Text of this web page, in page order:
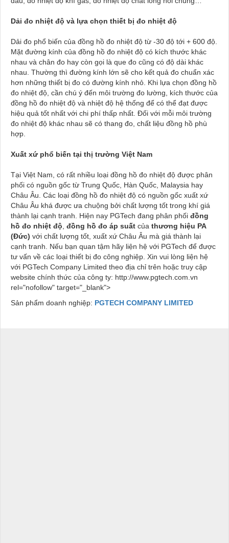
Dải đo nhiệt độ và lựa chọn thiết bị đo nhiệt độ
Dải đo phổ biến của đồng hồ đo nhiệt độ từ -30 độ tới + 600 độ.
Mặt đường kính của đồng hồ đo nhiệt độ có kích thước khác
nhau và chân đo hay còn gọi là que đo cũng có độ dài khác
nhau. Thường thì đường kính lớn sẽ cho kết quả đo chuẩn xác
hơn những thiết bị đo có đường kính nhỏ. Khi lựa chọn đồng hồ
đo nhiệt độ, cần chú ý đến môi trường đo lường, kích thước của
đồng hồ đo nhiệt độ và nhiệt độ hệ thống để có thể đạt được
hiệu quả tốt nhất với chi phí thấp nhất. Đối với mỗi môi trường
đo nhiệt độ khác nhau sẽ có thang đo, chất liệu đồng hồ phù
hợp.
Xuất xứ phổ biến tại thị trường Việt Nam
Tại Việt Nam, có rất nhiều loại đồng hồ đo nhiệt độ được phân
phối có nguồn gốc từ Trung Quốc, Hàn Quốc, Malaysia hay
Châu Âu. Các loại đồng hồ đo nhiệt độ có nguồn gốc xuất xứ
Châu Âu khá được ưa chuộng bởi chất lượng tốt trong khí giá
thành lại cạnh tranh. Hiện nay PGTech đang phân phối đồng
hồ đo nhiệt độ, đồng hồ đo áp suất của thương hiệu PA
(Đức) với chất lượng tốt, xuất xứ Châu Âu mà giá thành lại
cạnh tranh. Nếu bạn quan tậm hãy liện hệ với PGTech để được
tư vấn về các loại thiết bị đo công nghiệp. Xin vui lòng liện hệ
với PGTech Company Limited theo địa chỉ trên hoặc truy cập
website chính thức của công ty: http://www.pgtech.com.vn
rel="nofollow" target="_blank">
Sản phẩm doanh nghiệp: PGTECH COMPANY LIMITED